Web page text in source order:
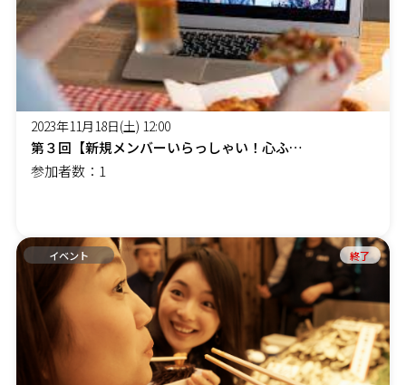
2023年11月18日(土) 12:00
第３回【新規メンバーいらっしゃい！心ふるえる、食体験を一緒に オンライン】気軽に飲みにケーション！
参加者数：1
イベント 終了